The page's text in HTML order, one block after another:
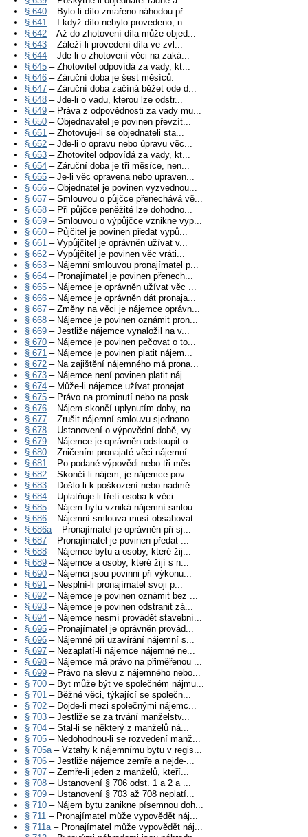
§ 640 – Bylo-li dílo zmařeno náhodou př...
§ 641 – I když dílo nebylo provedeno, n...
§ 642 – Až do zhotovení díla může objed...
§ 643 – Záleží-li provedení díla ve zvl...
§ 644 – Jde-li o zhotovení věci na zaká...
§ 645 – Zhotovitel odpovídá za vady, kt...
§ 646 – Záruční doba je šest měsíců.
§ 647 – Záruční doba začíná běžet ode d...
§ 648 – Jde-li o vadu, kterou lze odstr...
§ 649 – Práva z odpovědnosti za vady mu...
§ 650 – Objednavatel je povinen převzít...
§ 651 – Zhotovuje-li se objednateli sta...
§ 652 – Jde-li o opravu nebo úpravu věc...
§ 653 – Zhotovitel odpovídá za vady, kt...
§ 654 – Záruční doba je tři měsíce, nen...
§ 655 – Je-li věc opravena nebo upraven...
§ 656 – Objednatel je povinen vyzvednou...
§ 657 – Smlouvou o půjčce přenechává vě...
§ 658 – Při půjčce peněžité lze dohodno...
§ 659 – Smlouvou o výpůjčce vznikne vyp...
§ 660 – Půjčitel je povinen předat vypů...
§ 661 – Vypůjčitel je oprávněn užívat v...
§ 662 – Vypůjčitel je povinen věc vráti...
§ 663 – Nájemní smlouvou pronajímatel p...
§ 664 – Pronajímatel je povinen přenech...
§ 665 – Nájemce je oprávněn užívat věc ...
§ 666 – Nájemce je oprávněn dát pronaja...
§ 667 – Změny na věci je nájemce oprávn...
§ 668 – Nájemce je povinen oznámit pron...
§ 669 – Jestliže nájemce vynaložil na v...
§ 670 – Nájemce je povinen pečovat o to...
§ 671 – Nájemce je povinen platit nájem...
§ 672 – Na zajištění nájemného má prona...
§ 673 – Nájemce není povinen platit náj...
§ 674 – Může-li nájemce užívat pronajat...
§ 675 – Právo na prominutí nebo na posk...
§ 676 – Nájem skončí uplynutím doby, na...
§ 677 – Zrušit nájemní smlouvu sjednano...
§ 678 – Ustanovení o výpovědní době, vy...
§ 679 – Nájemce je oprávněn odstoupit o...
§ 680 – Zničením pronajaté věci nájemní...
§ 681 – Po podané výpovědi nebo tři měs...
§ 682 – Skončí-li nájem, je nájemce pov...
§ 683 – Došlo-li k poškození nebo nadmě...
§ 684 – Uplatňuje-li třetí osoba k věci...
§ 685 – Nájem bytu vzniká nájemní smlou...
§ 686 – Nájemní smlouva musí obsahovat ...
§ 686a– Pronajímatel je oprávněn při sj...
§ 687 – Pronajímatel je povinen předat ...
§ 688 – Nájemce bytu a osoby, které žij...
§ 689 – Nájemce a osoby, které žijí s n...
§ 690 – Nájemci jsou povinni při výkonu...
§ 691 – Nesplní-li pronajímatel svoji p...
§ 692 – Nájemce je povinen oznámit bez ...
§ 693 – Nájemce je povinen odstranit zá...
§ 694 – Nájemce nesmí provádět stavební...
§ 695 – Pronajímatel je oprávněn provád...
§ 696 – Nájemné při uzavírání nájemní s...
§ 697 – Nezaplatí-li nájemce nájemné ne...
§ 698 – Nájemce má právo na přiměřenou ...
§ 699 – Právo na slevu z nájemného nebo...
§ 700 – Byt může být ve společném nájmu...
§ 701 – Běžné věci, týkající se společn...
§ 702 – Dojde-li mezi společnými nájemc...
§ 703 – Jestliže se za trvání manželstv...
§ 704 – Stal-li se některý z manželů ná...
§ 705 – Nedohodnou-li se rozvedení manž...
§ 705a– Vztahy k nájemnímu bytu v regis...
§ 706 – Jestliže nájemce zemře a nejde-...
§ 707 – Zemře-li jeden z manželů, kteří...
§ 708 – Ustanovení § 706 odst. 1 a 2 a ...
§ 709 – Ustanovení § 703 až 708 neplatí...
§ 710 – Nájem bytu zanikne písemnou doh...
§ 711 – Pronajímatel může vypovědět náj...
§ 711a– Pronajímatel může vypovědět náj...